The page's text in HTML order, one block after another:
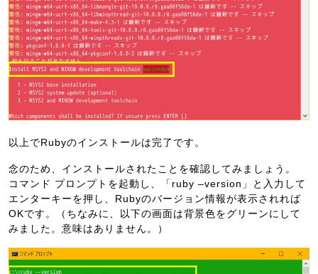
以上でRubyのインストールは完了です。
念のため、インストールされたことを確認してみましょう。
コマンド プロンプトを起動し、「ruby –version」と入力して
エンターキーを押し、Rubyのバージョン情報が表示されれば
OKです。（ちなみに、以下の画面は背景色をグリーンにして
みました。意味はありません。）